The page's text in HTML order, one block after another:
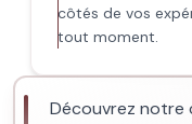
côtés de vos
tout moment.
Découvrez notre